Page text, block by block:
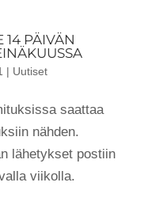
14 PÄIVÄN
| Uutiset
saattaa
nähden.
lähetykset postiin
viikolla.